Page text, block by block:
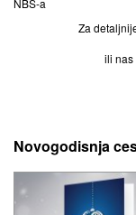
Za
ili nas
Novogodisnja